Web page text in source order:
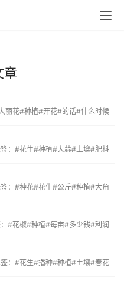
章
丽花#种植#开花#的话#什么时候
： #花生#种植#大蒜#土壤#肥料
： #种花#花生#公斤#种植#大角
#花椒#种植#每亩#多少钱#利润
： #花生#播种#种植#土壤#春花